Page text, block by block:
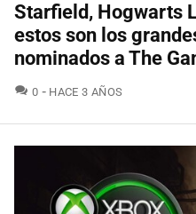
Starfield, Hogwarts
estos son los
nominados a The
0 COMENTARIOS
HACE 3 AÑOS